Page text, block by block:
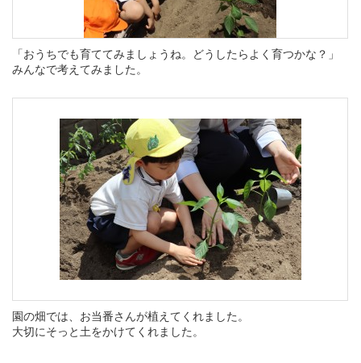
「おうちでも育ててみましょうね。どうしたらよく育つかな？」
みんなで考えてみました。
園の畑では、お当番さんが植えてくれました。
大切にそっと土をかけてくれました。